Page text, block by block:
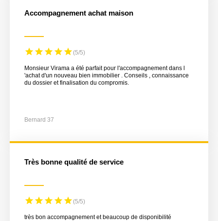
Accompagnement achat maison
(5/5)
Monsieur Virama a été parfait pour l'accompagnement dans l
'achat d'un nouveau bien immobilier . Conseils , connaissance
du dossier et finalisation du compromis.
Bernard 37
très bonne qualité de service
(5/5)
très bon accompagnement et beaucoup de disponibilité